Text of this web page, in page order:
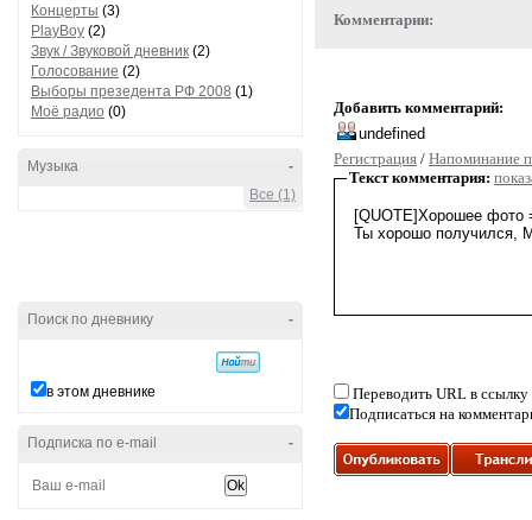
Концерты (3)
PlayBoy (2)
Звук / Звуковой дневник (2)
Голосование (2)
Выборы презедента РФ 2008 (1)
Моё радио (0)
-
Музыка
Все (1)
-
Поиск по дневнику
в этом дневнике
-
Подписка по e-mail
Комментарии:
Добавить комментарий:
Регистрация / Напоминание
Текст комментария:
Переводить URL в ссылку
Подписаться на